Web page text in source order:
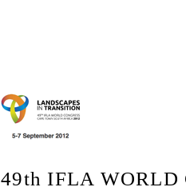
49th IFLA WORLD